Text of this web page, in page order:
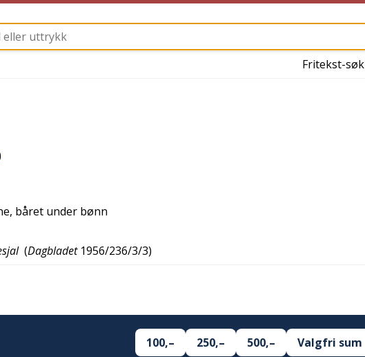
Fritekst-søk
båret under bønn
(Dagbladet 1956/236/3/3)
100,– 250,– 500,– Valgfri sum